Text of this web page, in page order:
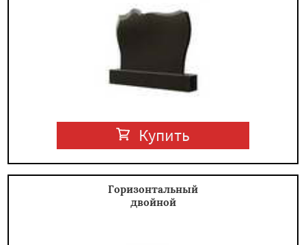
Купить
Горизонтальный
двойной